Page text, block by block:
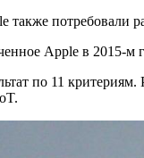
потребовали
Apple в 2015-м
по 11